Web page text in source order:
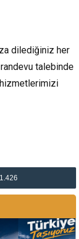
dilediğiniz her
talebinde
1.426